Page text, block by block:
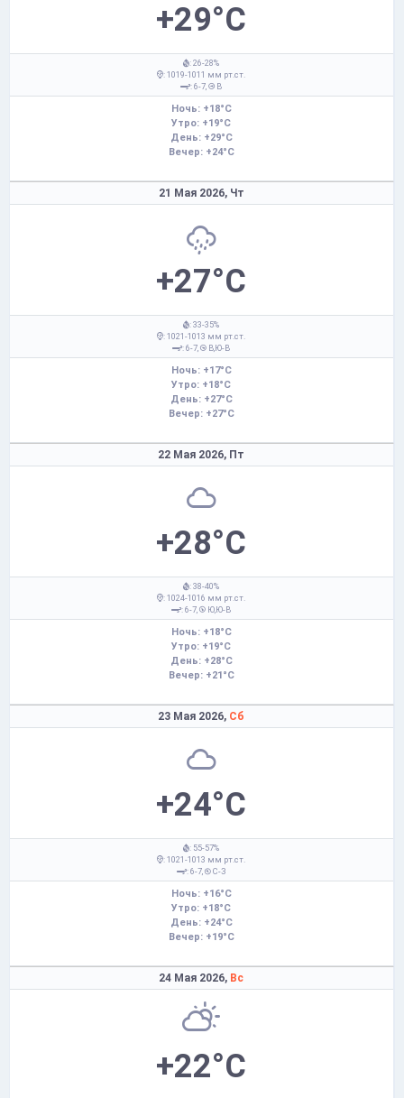
+29°C
: 26-28%
: 1019-1011 мм рт.ст.
: 6-7,
В
Ночь: +18°C
Утро: +19°C
День: +29°C
Вечер: +24°C
21 Мая 2026, Чт
+27°C
: 33-35%
: 1021-1013 мм рт.ст.
: 6-7,
В,Ю-В
Ночь: +17°C
Утро: +18°C
День: +27°C
Вечер: +27°C
22 Мая 2026, Пт
+28°C
: 38-40%
: 1024-1016 мм рт.ст.
: 6-7,
Ю,Ю-В
Ночь: +18°C
Утро: +19°C
День: +28°C
Вечер: +21°C
23 Мая 2026, Сб
+24°C
: 55-57%
: 1021-1013 мм рт.ст.
: 6-7,
С-З
Ночь: +16°C
Утро: +18°C
День: +24°C
Вечер: +19°C
24 Мая 2026, Вс
+22°C